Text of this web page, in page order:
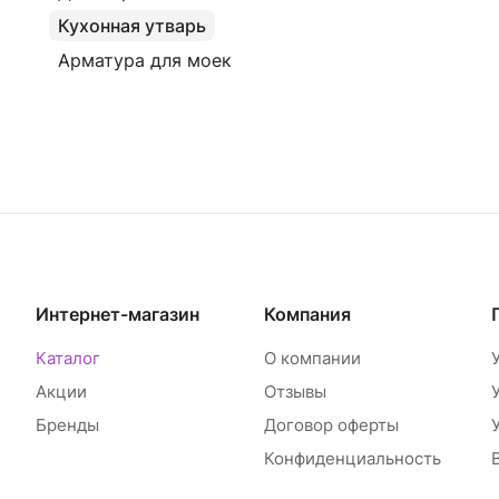
Кухонная утварь
Арматура для моек
Интернет-магазин
Каталог
Акции
Бренды
Компания
О компании
Отзывы
Договор оферты
Конфиденциальность